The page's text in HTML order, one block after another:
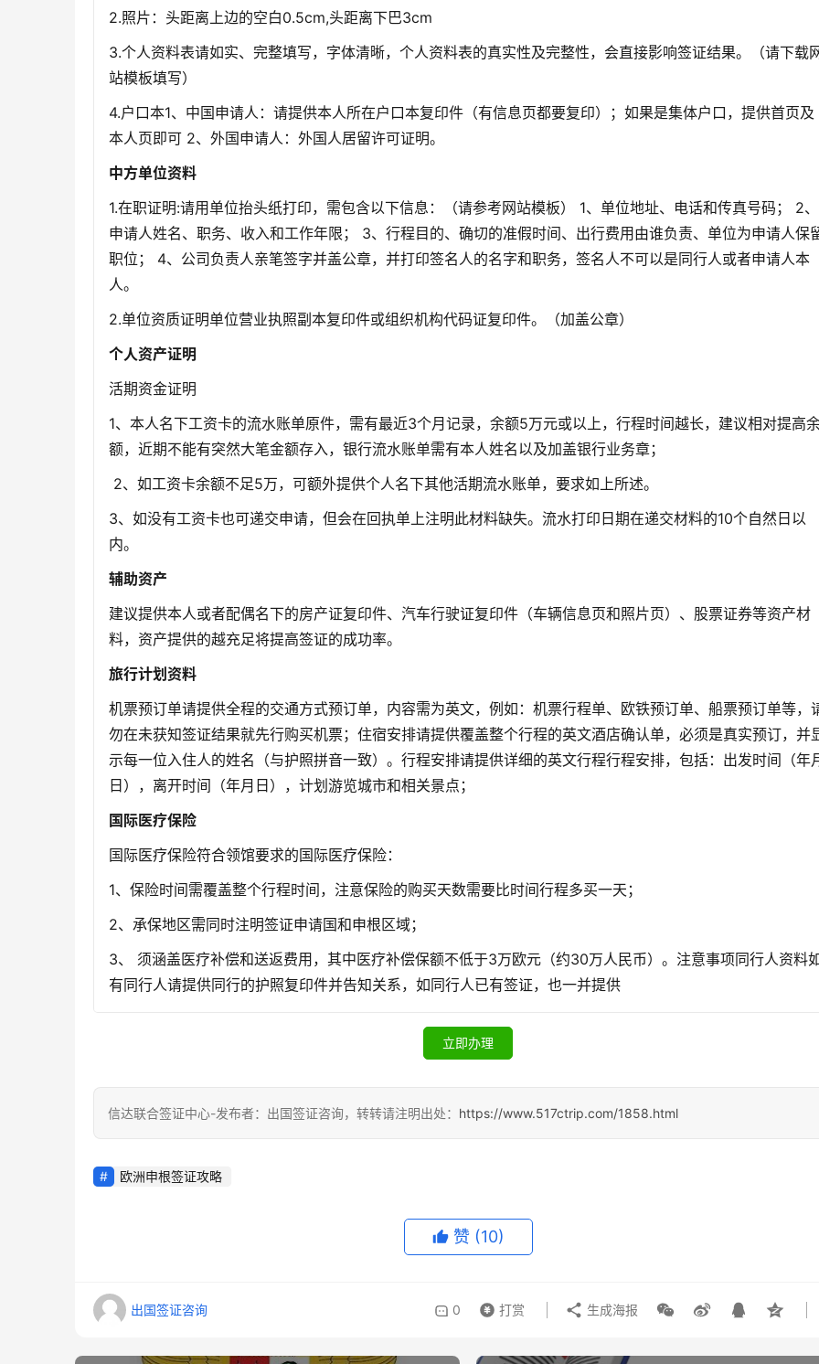
2.照片：头距离上边的空白0.5cm,头距离下巴3cm
3.个人资料表请如实、完整填写，字体清晰，个人资料表的真实性及完整性，会直接影响签证结果。（请下载
站模板填写）
4.户口本1、中国申请人：请提供本人所在户口本复印件（有信息页都要复印）；如果是集体户口，提供首页及
本人页即可 2、外国申请人：外国人居留许可证明。
中方单位资料
1.在职证明:请用单位抬头纸打印，需包含以下信息：（请参考网站模板） 1、单位地址、电话和传真号码； 2、
申请人姓名、职务、收入和工作年限； 3、行程目的、确切的准假时间、出行费用由谁负责、单位为申请人保
职位； 4、公司负责人亲笔签字并盖公章，并打印签名人的名字和职务，签名人不可以是同行人或者申请人本
人。
2.单位资质证明单位营业执照副本复印件或组织机构代码证复印件。（加盖公章）
个人资产证明
活期资金证明
1、本人名下工资卡的流水账单原件，需有最近3个月记录，余额5万元或以上，行程时间越长，建议相对提高
额，近期不能有突然大笔金额存入，银行流水账单需有本人姓名以及加盖银行业务章；
2、如工资卡余额不足5万，可额外提供个人名下其他活期流水账单，要求如上所述。
3、如没有工资卡也可递交申请，但会在回执单上注明此材料缺失。流水打印日期在递交材料的10个自然日以
内。
辅助资产
建议提供本人或者配偶名下的房产证复印件、汽车行驶证复印件（车辆信息页和照片页）、股票证券等资产材
料，资产提供的越充足将提高签证的成功率。
旅行计划资料
机票预订单请提供全程的交通方式预订单，内容需为英文，例如：机票行程单、欧铁预订单、船票预订单等，
勿在未获知签证结果就先行购买机票；住宿安排请提供覆盖整个行程的英文酒店确认单，必须是真实预订，并
示每一位入住人的姓名（与护照拼音一致）。行程安排请提供详细的英文行程行程安排，包括：出发时间（年
日），离开时间（年月日），计划游览城市和相关景点；
国际医疗保险
国际医疗保险符合领馆要求的国际医疗保险：
1、保险时间需覆盖整个行程时间，注意保险的购买天数需要比时间行程多买一天；
2、承保地区需同时注明签证申请国和申根区域；
3、 须涵盖医疗补偿和送返费用，其中医疗补偿保额不低于3万欧元（约30万人民币）。注意事项同行人资料
有同行人请提供同行的护照复印件并告知关系，如同行人已有签证，也一并提供
立即办理
信达联合签证中心-发布者：出国签证咨询，转转请注明出处： https://www.517ctrip.com/1858.html
欧洲申根签证攻略
赞 (10)
出国签证咨询 0 打赏 生成海报
中青旅信达联合签证中心
客户咨询服务台 精心打造办公环境